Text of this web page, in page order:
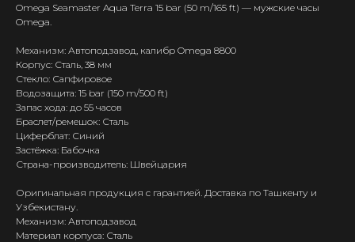
Omega Seamaster Aqua Terra 15 bar (50 m/165 ft) — мужские часы
Omega.
Механизм: Автоподзавод, калибр Omega 8800
Корпус: Сталь, 38 мм
Стекло: Сапфировое
Водозащита: 15 bar (150 m/500 ft)
Запас хода: до 55 часов
Браслет/ремешок: Сталь
Циферблат: Синий
Застёжка: Бабочка
Страна-производитель: Швейцария
Оригинальная продукция с гарантией. Доставка по Ташкенту и
Узбекистану.
Механизм: Автоподзавод
Материал корпуса: Сталь